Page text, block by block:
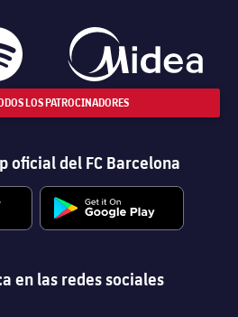
LOS PATROCINADORES
oficial del FC Barcelona
en las redes sociales